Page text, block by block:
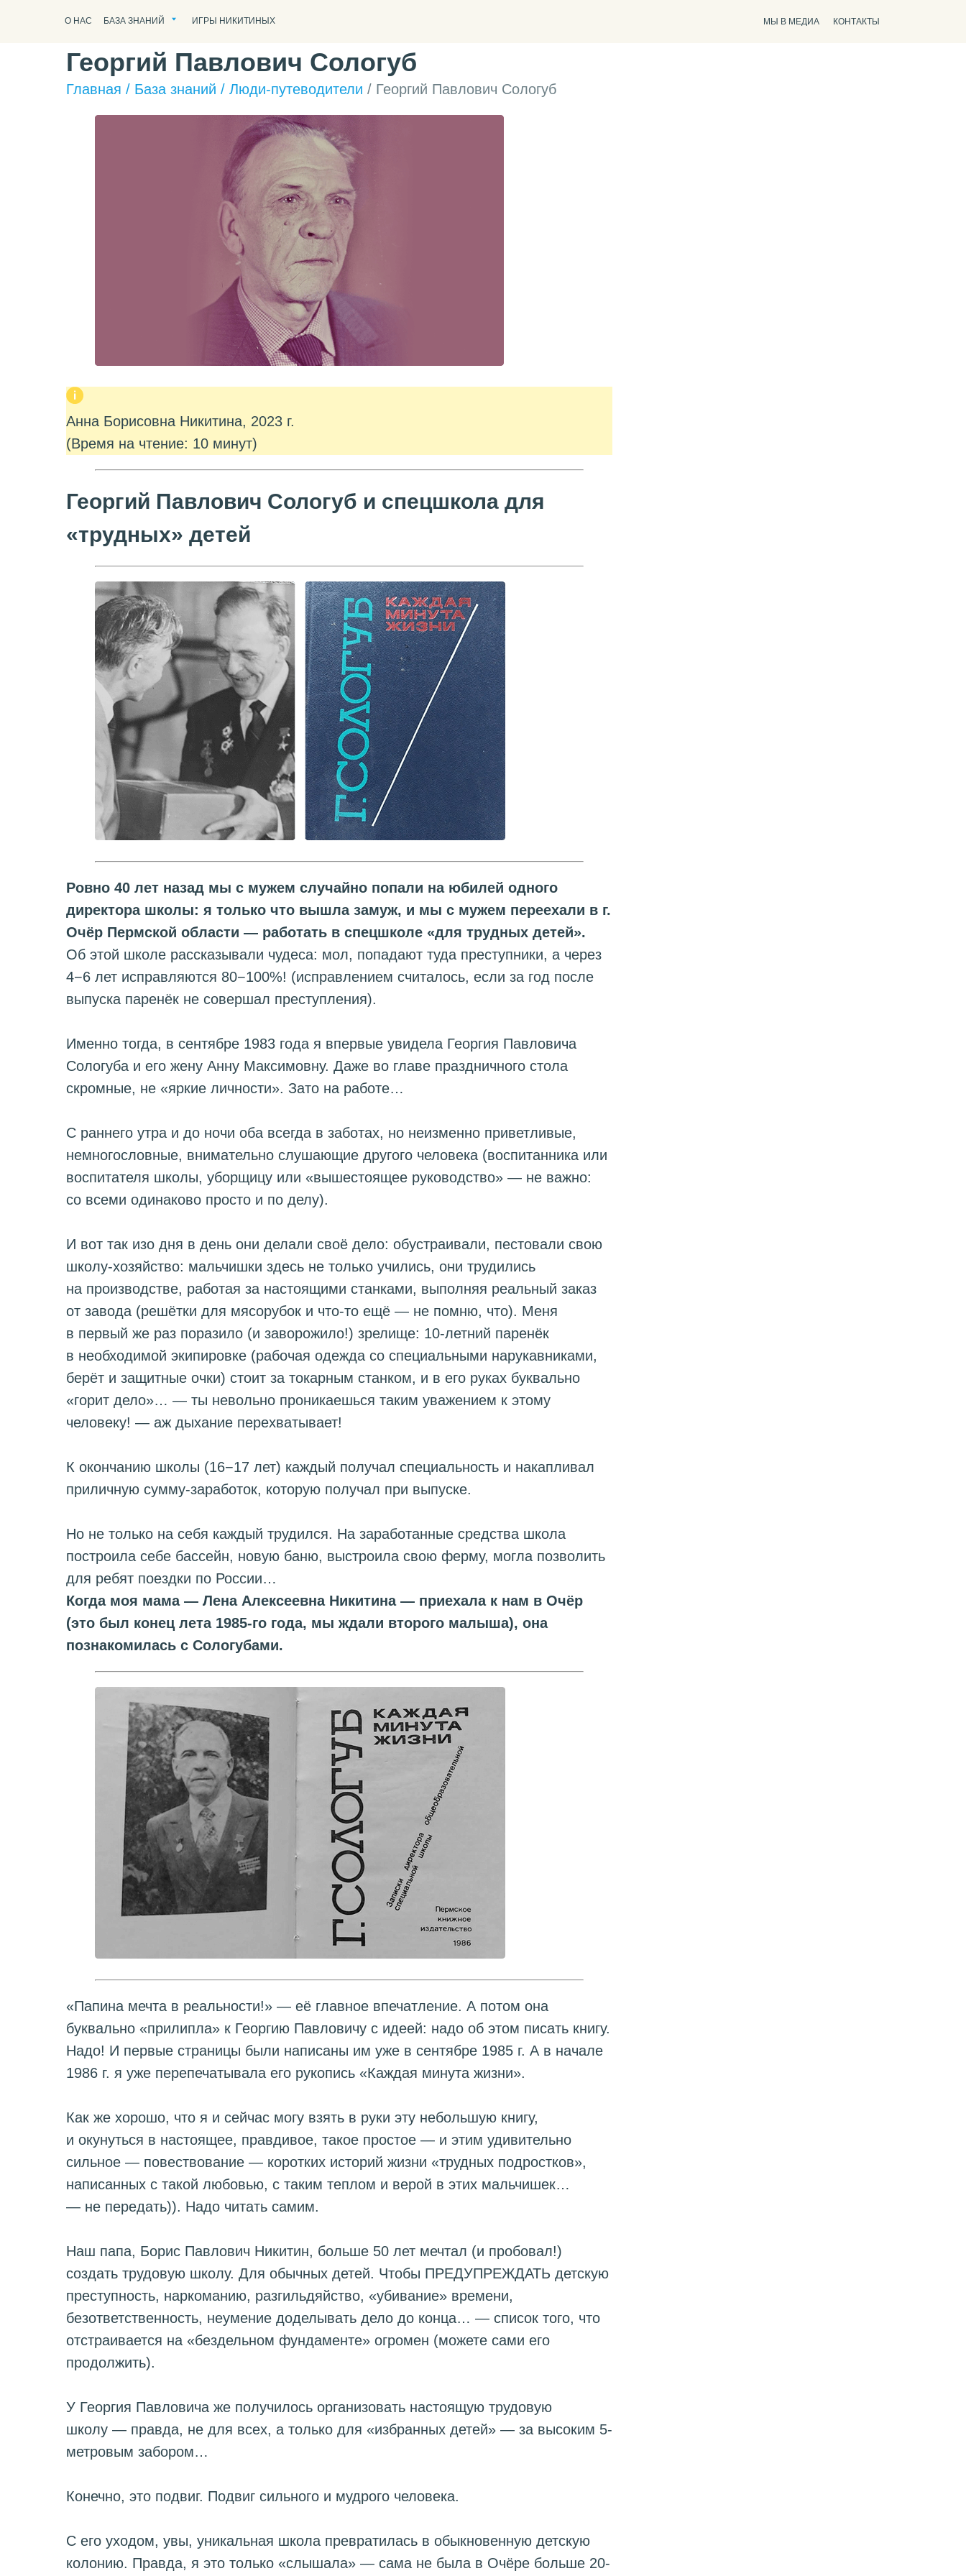
О НАС БАЗА ЗНАНИЙ ИГРЫ НИКИТИНЫХ КОНТАКТЫ
Георгий Павлович Сологуб
Главная / База знаний / Люди-путеводители / Георгий Павлович Сологуб
Анна Борисовна Никитина, 2023 г.
(Время на чтение: 10 минут)
Георгий Павлович Сологуб и спецшкола для
«трудных» детей
Ровно 40 лет назад мы с мужем случайно попали на юбилей одного
директора школы: я только что вышла замуж, и мы с мужем переехали в г.
Очёр Пермской области — работать в спецшколе «для трудных детей».
Об этой школе рассказывали чудеса: мол, попадают туда преступники, а через
4−6 лет исправляются 80−100%! (исправлением считалось, если за год после
выпуска паренёк не совершал преступления).
Именно тогда, в сентябре 1983 года я впервые увидела Георгия Павловича
Сологуба и его жену Анну Максимовну. Даже во главе праздничного стола
скромные, не «яркие личности». Зато на работе…
С раннего утра и до ночи оба всегда в заботах, но неизменно приветливые,
немногословные, внимательно слушающие другого человека (воспитанника или
воспитателя школы, уборщицу или «вышестоящее руководство» — не важно:
со всеми одинаково просто и по делу).
И вот так изо дня в день они делали своё дело: обустраивали, пестовали свою
школу-хозяйство: мальчишки здесь не только учились, они трудились
на производстве, работая за настоящими станками, выполняя реальный заказ
от завода (решётки для мясорубок и что‑то ещё — не помню, что). Меня
в первый же раз поразило (и заворожило!) зрелище: 10-летний паренёк
в необходимой экипировке (рабочая одежда со специальными нарукавниками,
берёт и защитные очки) стоит за токарным станком, и в его руках буквально
«горит дело»… — ты невольно проникаешься таким уважением к этому
человеку! — аж дыхание перехватывает!
К окончанию школы (16−17 лет) каждый получал специальность и накапливал
приличную сумму-заработок, которую получал при выпуске.
Но не только на себя каждый трудился. На заработанные средства школа
построила себе бассейн, новую баню, выстроила свою ферму, могла позволить
для ребят поездки по России…
Когда моя мама — Лена Алексеевна Никитина — приехала к нам в Очёр
(это был конец лета 1985-го года, мы ждали второго малыша), она
познакомилась с Сологубами.
«Папина мечта в реальности!» — её главное впечатление. А потом она
буквально «прилипла» к Георгию Павловичу с идеей: надо об этом писать книгу.
Надо! И первые страницы были написаны им уже в сентябре 1985 г. А в начале
1986 г. я уже перепечатывала его рукопись «Каждая минута жизни».
Как же хорошо, что я и сейчас могу взять в руки эту небольшую книгу,
и окунуться в настоящее, правдивое, такое простое — и этим удивительно
сильное — повествование — коротких историй жизни «трудных подростков»,
написанных с такой любовью, с таким теплом и верой в этих мальчишек…
— не передать)). Надо читать самим.
Наш папа, Борис Павлович Никитин, больше 50 лет мечтал (и пробовал!)
создать трудовую школу. Для обычных детей. Чтобы ПРЕДУПРЕЖДАТЬ детскую
преступность, наркоманию, разгильдяйство, «убивание» времени,
безответственность, неумение доделывать дело до конца… — список того, что
отстраивается на «бездельном фундаменте» огромен (можете сами его
продолжить).
У Георгия Павловича же получилось организовать настоящую трудовую
школу — правда, не для всех, а только для «избранных детей» — за высоким 5-
метровым забором…
Конечно, это подвиг. Подвиг сильного и мудрого человека.
С его уходом, увы, уникальная школа превратилась в обыкновенную детскую
колонию. Правда, я это только «слышала» — сама не была в Очёре больше 20-
( ДРУГОЕ ИЗ БАЗЫ ЗНАНИЙ )